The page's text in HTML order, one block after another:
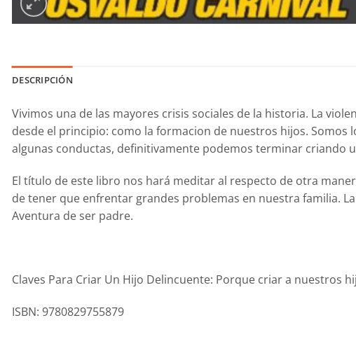
DESCRIPCIÓN
Vivimos una de las mayores crisis sociales de la historia. La
desde el principio: como la formacion de nuestros hijos.
algunas conductas, definitivamente podemos terminar criando
El título de este libro nos hará meditar al respecto de otra
de tener que enfrentar grandes problemas en nuestra familia.
Aventura de ser padre.
Claves Para Criar Un Hijo Delincuente: Porque criar a nuestros
ISBN: 9780829755879